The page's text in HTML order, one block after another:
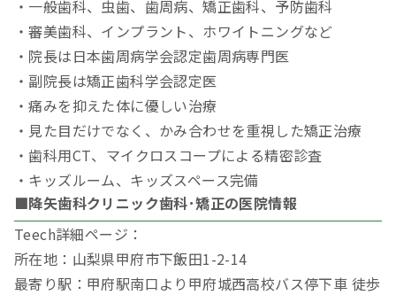
・一般歯科、虫歯、歯周病、矯正歯科、予防歯科
・審美歯科、インプラント、ホワイトニングなど
・院長は日本歯周病学会認定歯周病専門医
・副院長は矯正歯科学会認定医
・痛みを抑えた体に優しい治療
・見た目だけでなく、かみ合わせを重視した矯正治療
・歯科用CT、マイクロスコープによる精密診査
・キッズルーム、キッズスペース完備
■降矢歯科クリニック歯科･矯正の医院情報
Teech詳細ページ：
所在地：山梨県甲府市下飯田1-2-14
最寄り駅：甲府駅南口より甲府城西高校バス停下車 徒歩